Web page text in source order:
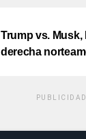
Trump vs. Musk,
derecha
PUBLICIDAD